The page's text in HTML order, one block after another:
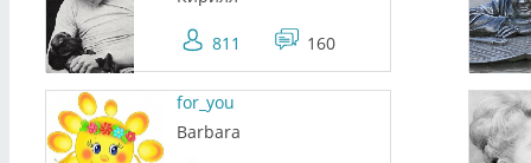
811 160
for_you
Barbara